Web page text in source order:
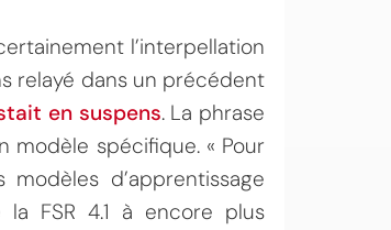
l’interpellation
relayé dans un précédent
en suspens. La phrase
modèle spécifique. « Pour
d’apprentissage
FSR 4.1 à encore plus